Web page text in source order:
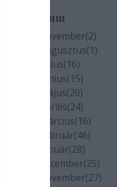
Archívum
2020 november(2)
2020 augusztus(1)
2020 július(16)
2020 június(15)
2020 május(20)
2020 április(24)
2020 március(16)
2020 február(46)
2020 január(28)
2019 december(25)
2019 november(27)